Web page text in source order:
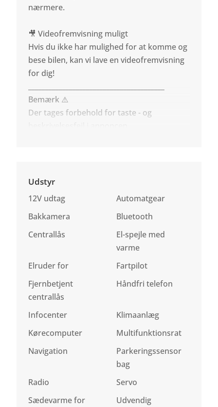
nærmere.
🎥 Videofremvisning muligt
Hvis du ikke har mulighed for at komme og
bese bilen, kan vi lave en videofremvisning
for dig!
Bemærk ⚠️
Der tages forbehold for taste - og
Udstyr
12V udtag
Automatgear
Bakkamera
Bluetooth
Centrallås
El-spejle med
varme
Elruder for
Fartpilot
Fjernbetjent
centrallås
Håndfri telefon
Infocenter
Klimaanlæg
Kørecomputer
Multifunktionsrat
Navigation
Parkeringssensor
bag
Radio
Servo
Sædevarme for
Udvendig